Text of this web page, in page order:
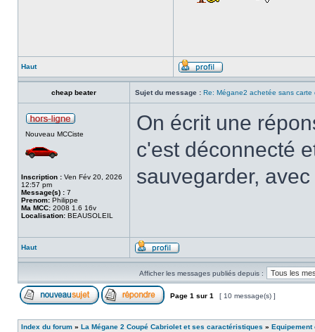
Haut
cheap beater Sujet du message : Re: Mégane2 achetée sans carte
Nouveau MCCiste
Inscription : Ven Fév 20, 2026
12:57 pm
Message(s) : 7
Prenom: Philippe
Ma MCC: 2008 1.6 16v
Localisation: BEAUSOLEIL
On écrit une
c'est déconnecté
sauvegarder,
Haut
Afficher les messages publiés depuis :
Page 1 sur 1 [ 10 message(s) ]
Index du forum » La Mégane 2 Coupé Cabriolet et ses caractéristiques » Equipement